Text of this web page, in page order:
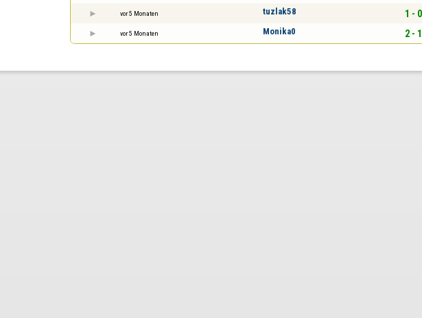
vor 5 Monaten tuzlak58 1 - 0
vor 5 Monaten Monika0 2 - 1